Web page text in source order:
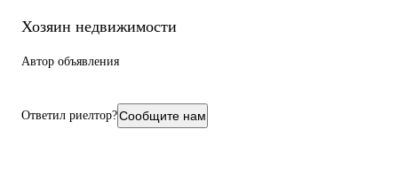
Хозяин недвижимости
Автор объявления
Ответил риелтор?Сообщите нам